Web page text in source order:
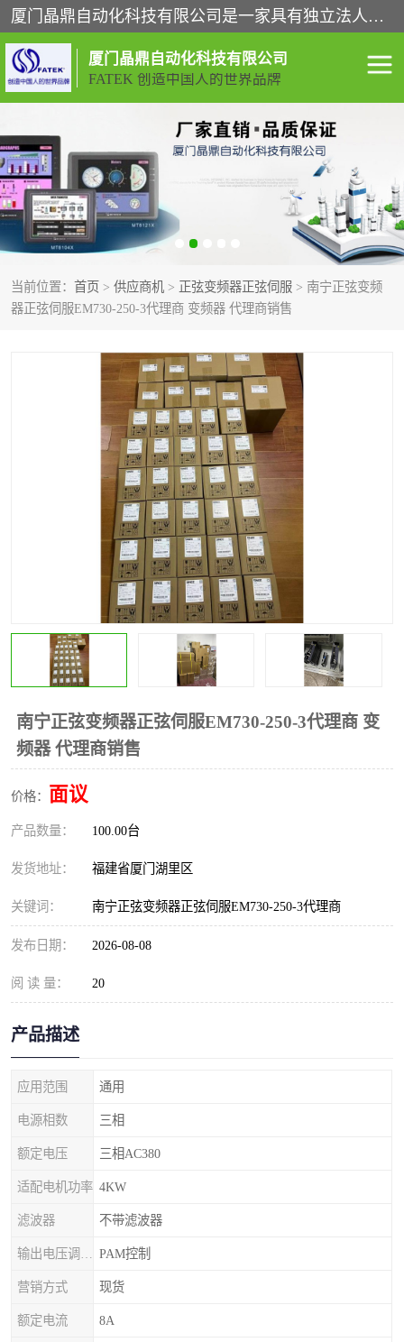
厦门晶鼎自动化科技有限公司是一家具有独立法人资格的高新技术企业；代理销售的产品有台湾威纶触摸屏，魏德米勒全系列，永宏触摸屏,威纶触摸屏,台湾威纶weinview触摸屏,台湾永宏PLC，FATEK,永宏伺服,图儿克总线，施耐德，欧姆龙，西门子，富士变频，K&N蓝系列， BUSSMANN，松下变频器，丹佛斯变频器等。
厦门晶鼎自动化科技有限公司
FATEK 创造中国人的世界品牌
当前位置： 首页 > 供应商机 > 正弦变频器正弦伺服 > 南宁正弦变频
器正弦伺服EM730-250-3代理商 变频器 代理商销售
南宁正弦变频器正弦伺服EM730-250-3代理商 变
频器 代理商销售
价格： 面议
产品数量： 100.00台
发货地址： 福建省厦门湖里区
关键词： 南宁正弦变频器正弦伺服EM730-250-3代理商
发布日期： 2026-08-08
阅 读 量： 20
产品描述
应用范围 通用
电源相数 三相
额定电压 三相AC380
适配电机功率 4KW
滤波器 不带滤波器
PAM控制
营销方式 现货
额定电流 8A
闽台永宏PLC WEINVIEW闽台威纶触摸
正弦变频器正弦伺服 魏德米勒接线端子
ABB电流开关 魏德米勒电源
丹佛斯变频器 MOXA通讯模块
魏德米勒工具 西门子
其他
安士能开关
普洛菲斯触摸屏
魏德米勒继电器 施迈赛限位开关